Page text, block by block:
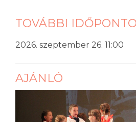
TOVÁBBI
2026. szeptember 26. 11:00
AJÁNLÓ